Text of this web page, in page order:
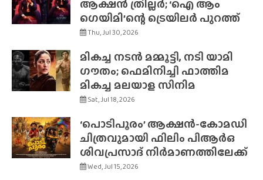
ആക്ഷൻ ത്രില്ലർ; ‘ഐ ആം
ഗെയിമി’ന്റെ ട്രെയിലർ പുറത്ത്
Thu, Jul 30, 2026
മികച്ച നടൻ മമ്മൂട്ടി, നടി യാമി
ഗൗതം; ഫെമിനിച്ചി ഫാത്തിമ
മികച്ച മലയാള സിനിമ
Sat, Jul 18, 2026
‘പൊടിപൂരം’ ആക്ഷൻ-കോമഡി
ചിത്രവുമായി ഫിലിം പിആർഒ
ശിവപ്രസാദ് നിർമാണത്തിലേക്ക്
Wed, Jul 15, 2026